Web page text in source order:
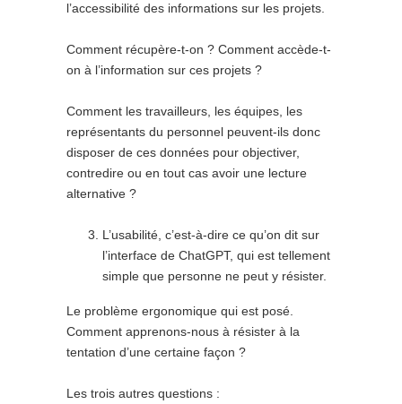
l’accessibilité des informations sur les projets.
Comment récupère-t-on ? Comment accède-t-
on à l’information sur ces projets ?
Comment les travailleurs, les équipes, les
représentants du personnel peuvent-ils donc
disposer de ces données pour objectiver,
contredire ou en tout cas avoir une lecture
alternative ?
L’usabilité, c’est-à-dire ce qu’on dit sur
l’interface de ChatGPT, qui est tellement
simple que personne ne peut y résister.
Le problème ergonomique qui est posé.
Comment apprenons-nous à résister à la
tentation d’une certaine façon ?
Les trois autres questions :